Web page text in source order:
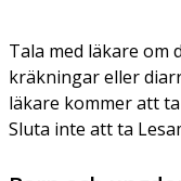
Tala med läkare om
kräkningar eller
läkare kommer att
Sluta inte att ta